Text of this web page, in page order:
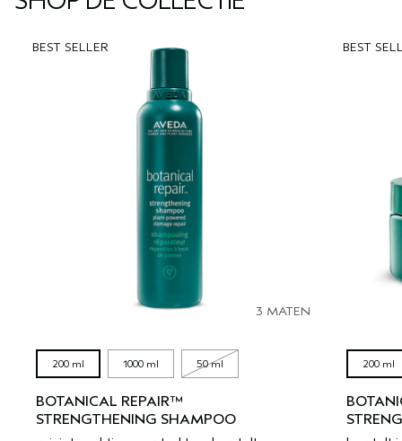
BEST SELLER
3 MATEN
200 ml 1000 ml 50 ml
BOTANICAL REPAIR™
STRENGTHENING SHAMPOO
BEST
200 ml